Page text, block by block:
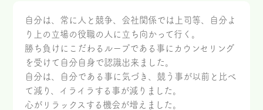
自分は、常に人と競争、会社関係では上司等、自分よ
り上の立場の役職の人に立ち向かって行く。
勝ち負けにこだわるループである事にカウンセリング
を受けて自分自身で認識出来ました。
自分は、自分である事に気づき、競う事が以前と比べ
て減り、イライラする事が減りました。
心がリラックスする機会が増えました。